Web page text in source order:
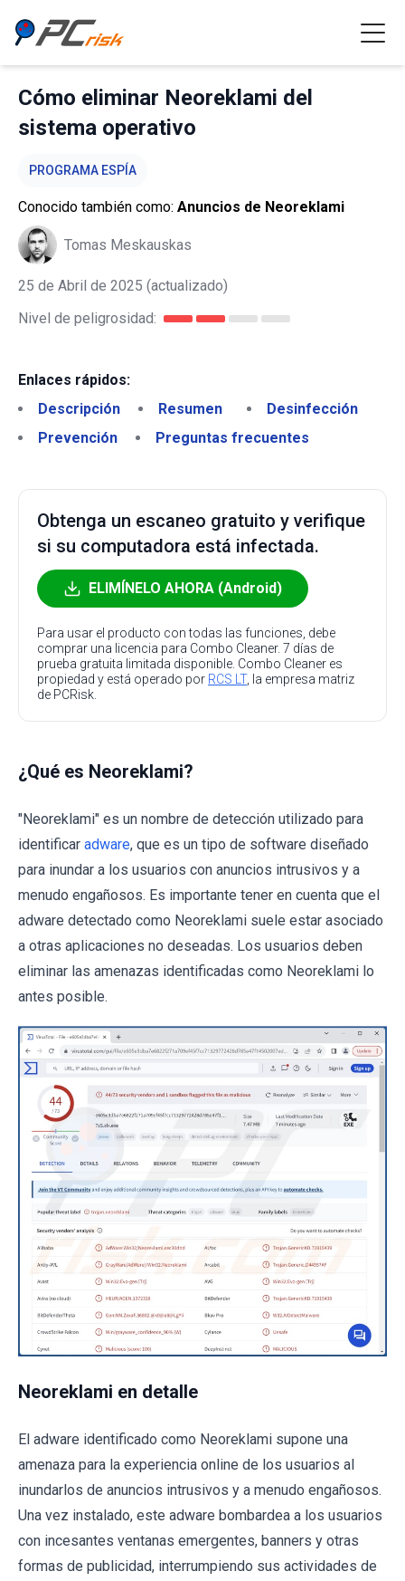
Cómo eliminar Neoreklami del
sistema operativo
PROGRAMA ESPÍA
Conocido también como: Anuncios de Neoreklami
Tomas Meskauskas
25 de Abril de 2025 (actualizado)
Nivel de peligrosidad:
Enlaces rápidos:
Descripción
Resumen
Desinfección
Prevención
Preguntas frecuentes
Obtenga un escaneo gratuito y verifique
si su computadora está infectada.
ELIMÍNELO AHORA (Android)
Para usar el producto con todas las funciones, debe
comprar una licencia para Combo Cleaner. 7 días de
prueba gratuita limitada disponible. Combo Cleaner es
propiedad y está operado por RCS LT, la empresa matriz
de PCRisk.
¿Qué es Neoreklami?
"Neoreklami" es un nombre de detección utilizado para
identificar adware, que es un tipo de software diseñado
para inundar a los usuarios con anuncios intrusivos y a
menudo engañosos. Es importante tener en cuenta que el
adware detectado como Neoreklami suele estar asociado
a otras aplicaciones no deseadas. Los usuarios deben
eliminar las amenazas identificadas como Neoreklami lo
antes posible.
Neoreklami en detalle
El adware identificado como Neoreklami supone una
amenaza para la experiencia online de los usuarios al
inundarlos de anuncios intrusivos y a menudo engañosos.
Una vez instalado, este adware bombardea a los usuarios
con incesantes ventanas emergentes, banners y otras
formas de publicidad, interrumpiendo sus actividades de